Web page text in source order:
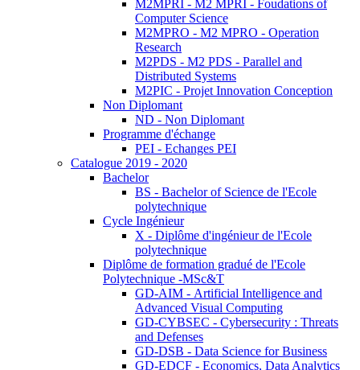
M2MPRI - M2 MPRI - Foudations of
Computer Science
M2MPRO - M2 MPRO - Operation
Research
M2PDS - M2 PDS - Parallel and
Distributed Systems
M2PIC - Projet Innovation Conception
Non Diplomant
ND - Non Diplomant
Programme d'échange
PEI - Echanges PEI
Catalogue 2019 - 2020
Bachelor
BS - Bachelor of Science de l'Ecole
polytechnique
Cycle Ingénieur
X - Diplôme d'ingénieur de l'Ecole
polytechnique
Diplôme de formation gradué de l'Ecole
Polytechnique -MSc&T
GD-AIM - Artificial Intelligence and
Advanced Visual Computing
GD-CYBSEC - Cybersecurity : Threats
and Defenses
GD-DSB - Data Science for Business
GD-EDCF - Economics, Data Analytics